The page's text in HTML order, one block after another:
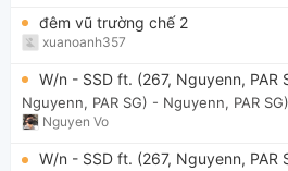
đêm vũ trường chế 2
xuanoanh357
W/n - SSD ft. (267, Nguyenn, PAR
Nguyenn, PAR SG) - Nguyenn, PAR
Nguyen Vo
W/n - SSD ft. (267, Nguyenn, PAR